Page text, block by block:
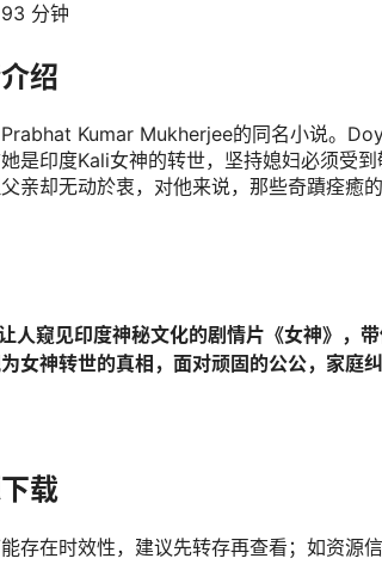
93 分钟
绍
Kumar Mukherjee的同名小说。
是印度Kali女神的转世，坚持媳妇必须受
亲却无动於衷，对他来说，那些奇蹟痊癒
人窥见印度神秘文化的剧情片《女神》，
女神转世的真相，面对顽固的公公，家庭
载
存在时效性，建议先转存再查看；如资源